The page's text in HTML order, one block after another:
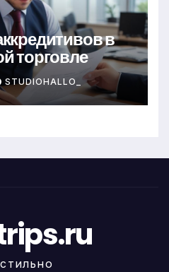
в
торговле
STUDIOHALLO_